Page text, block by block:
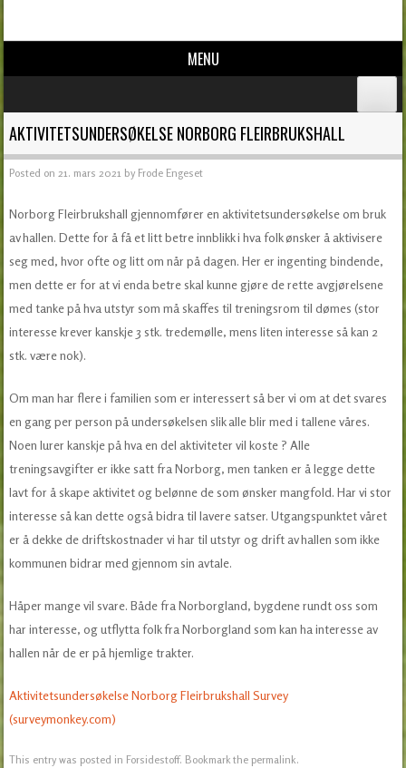
MENU
AKTIVITETSUNDERSØKELSE NORBORG FLEIRBRUKSHALL
Posted on 21. mars 2021 by Frode Engeset
Norborg Fleirbrukshall gjennomfører en aktivitetsundersøkelse om bruk
av hallen.Dette for å få et litt betre innblikk i hva folk ønsker å aktivisere
seg med, hvor ofte og litt om når på dagen. Her er ingenting bindende,
men dette er for at vi enda betre skal kunne gjøre de rette avgjørelsene
med tanke på hva utstyr som må skaffes til treningsrom til dømes (stor
interesse krever kanskje 3 stk. tredemølle, mens liten interesse så kan 2
stk. være nok).
Om man har flere i familien som er interessert så ber vi om at det svares
en gang per person på undersøkelsen slik alle blir med i tallene våres.
Noen lurer kanskje på hva en del aktiviteter vil koste ? Alle
treningsavgifter er ikke satt fra Norborg, men tanken er å legge dette
lavt for å skape aktivitet og belønne de som ønsker mangfold. Har vi stor
interesse så kan dette også bidra til lavere satser. Utgangspunktet våret
er å dekke de driftskostnader vi har til utstyr og drift av hallen som ikke
kommunen bidrar med gjennom sin avtale.
Håper mange vil svare. Både fra Norborgland, bygdene rundt oss som
har interesse, og utflytta folk fra Norborgland som kan ha interesse av
hallen når de er på hjemlige trakter.
Aktivitetsundersøkelse Norborg Fleirbrukshall Survey
(surveymonkey.com)
This entry was posted in Forsidestoff. Bookmark thepermalink.